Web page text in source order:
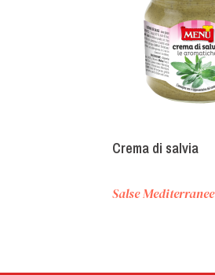
Crema di salvia
Salse Mediterranee